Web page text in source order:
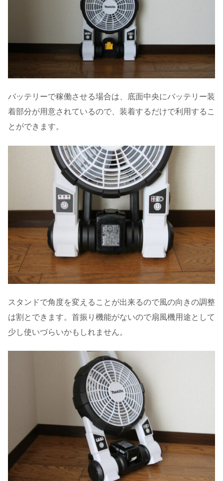
バッテリーで稼働させる場合は、底面中央にバッテリー装
着部分が用意されているので、装着するだけで利用するこ
とができます。
スタンドで角度を変えることが出来るので風の向きの調整
は割とできます。首振り機能がないので扇風機用途として
少し使いづらいかもしれません。